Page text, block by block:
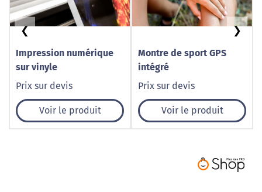
Impression numérique
sur vinyle
Prix sur devis
Voir le produit
Montre de sport GPS
intégré
Prix sur devis
Voir le produit
❮ ❯